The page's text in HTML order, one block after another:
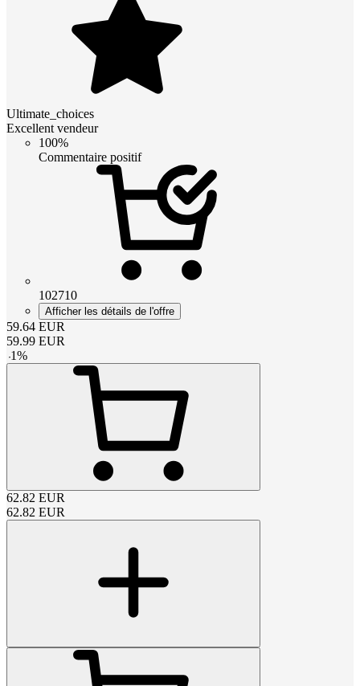
Ultimate_choices
Excellent vendeur
100%
Commentaire positif
102710
Afficher les détails de l'offre
59.64 EUR
59.99 EUR
-1%
62.82 EUR
62.82 EUR